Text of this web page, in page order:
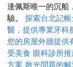
達佩斯唯一的沉船
驗。 探索台北記
醫，提供專業牙科
您的房屋外牆提供
受美食 眼科診所
方案 散光問題的